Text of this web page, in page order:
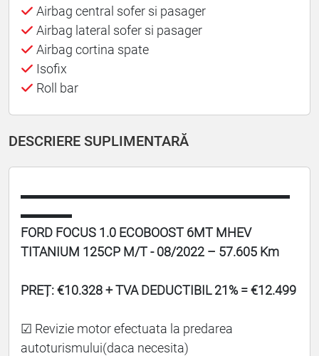
Airbag central sofer si pasager
Airbag lateral sofer si pasager
Airbag cortina spate
Isofix
Roll bar
DESCRIERE SUPLIMENTARĂ
▬▬▬▬▬▬▬▬▬▬▬▬▬▬▬▬▬▬▬▬▬
▬▬▬▬
FORD FOCUS 1.0 ECOBOOST 6MT MHEV
TITANIUM 125CP M/T - 08/2022 – 57.605 Km
PREȚ: €10.328 + TVA DEDUCTIBIL 21% = €12.499
☑ Revizie motor efectuata la predarea
autoturismului(daca necesita)